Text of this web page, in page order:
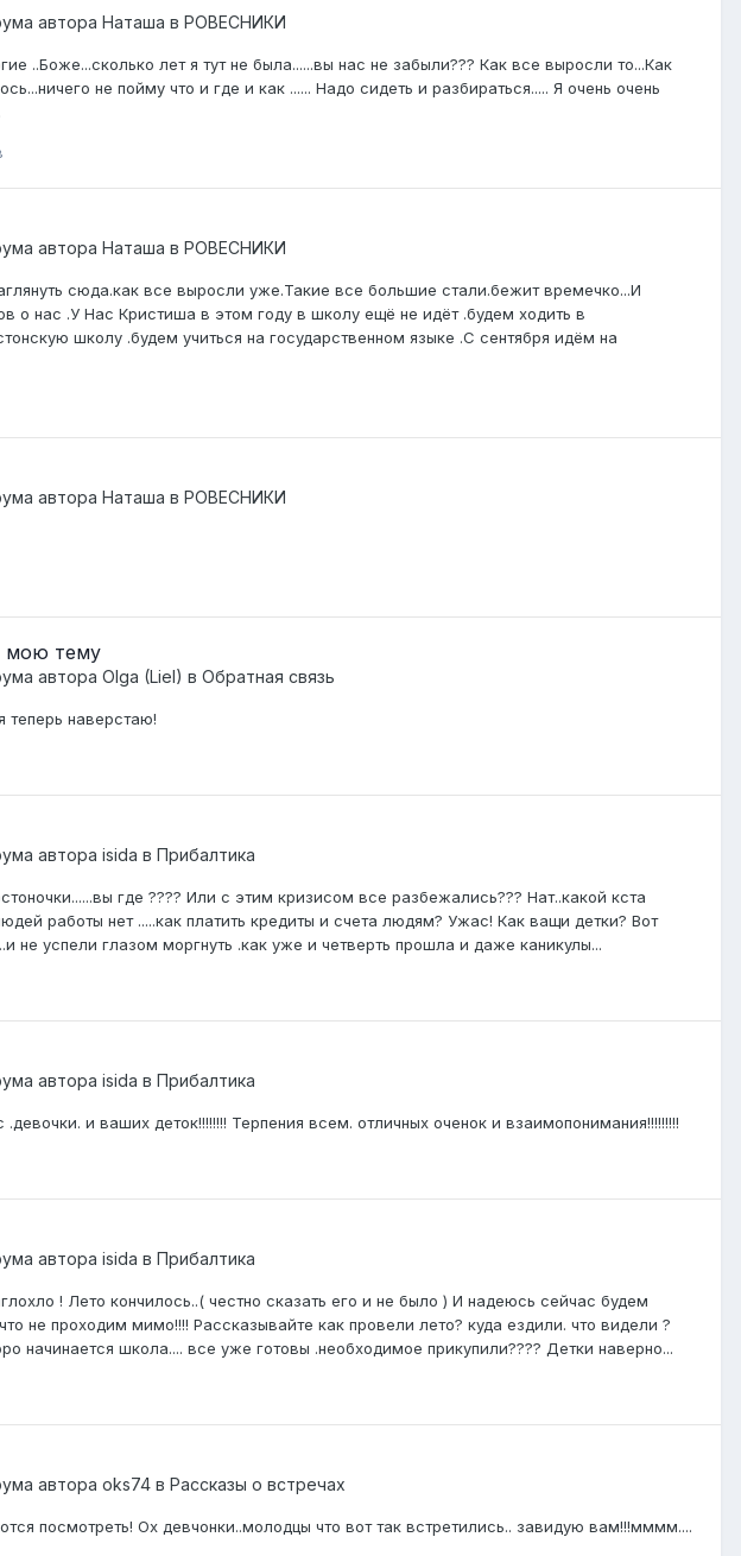
автора Наташа в РОВЕСНИКИ
..Боже...сколько лет я тут не была......вы нас не забыли??? Как все выросли то...Как
не пойму что и где и как ...... Надо сидеть и разбираться..... Я очень очень
автора Наташа в РОВЕСНИКИ
сюда.как все выросли уже.Такие все большие стали.бежит времечко...И
о нас .У Нас Кристиша в этом году в школу ещё не идёт .будем ходить в
школу .будем учиться на государственном языке .С сентября идём на
автора Наташа в РОВЕСНИКИ
мою тему
автора Olga (Liel) в Обратная связь
теперь наверстаю!
автора isida в Прибалтика
где ???? Или с этим кризисом все разбежались??? Нат..какой кста
работы нет .....как платить кредиты и счета людям? Ужас! Как ващи детки? Вот
не успели глазом моргнуть .как уже и четверть прошла и даже каникулы...
автора isida в Прибалтика
и ваших деток!!!!!!!! Терпения всем. отличных оченок и взаимопонимания!!!!!!!!!
автора isida в Прибалтика
! Лето кончилось..( честно сказать его и не было ) И надеюсь сейчас будем
не проходим мимо!!!! Рассказывайте как провели лето? куда ездили. что видели ?
начинается школа.... все уже готовы .необходимое прикупили???? Детки наверно...
автора oks74 в Рассказы о встречах
посмотреть! Ох девчонки..молодцы что вот так встретились.. завидую вам!!!мммм....